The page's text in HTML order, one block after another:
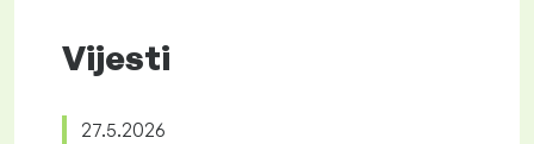
Vijesti
27.5.2026